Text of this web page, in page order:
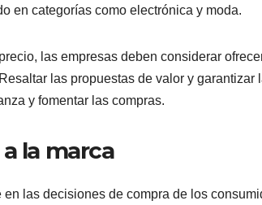
en categorías como electrónica y moda.
las empresas deben considerar
las propuestas de valor y garantizar
y fomentar las compras.
la marca
las decisiones de compra de los